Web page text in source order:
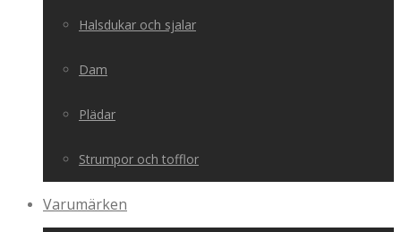
Halsdukar och sjalar
Dam
Plädar
Strumpor och tofflor
Varumärken